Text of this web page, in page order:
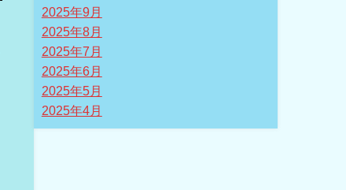
2025年9月
2025年8月
2025年7月
2025年6月
2025年5月
2025年4月